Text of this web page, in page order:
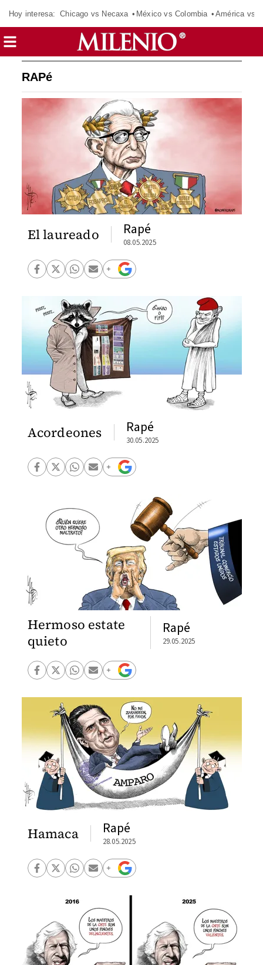
Hoy interesa: Chicago vs Necaxa México vs Colombia América vs
RAPé
El laureado Rapé
08.05.2025
Acordeones Rapé
30.05.2025
Hermoso estate
quieto
Rapé
29.05.2025
Hamaca Rapé
28.05.2025